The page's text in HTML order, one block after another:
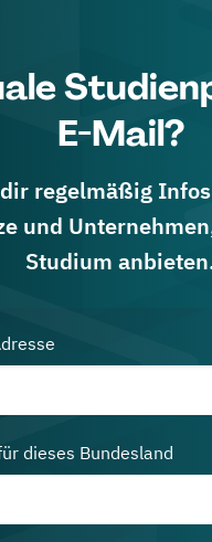
E-Mail?
regelmäßig
und
Studium
dieses Bundesland